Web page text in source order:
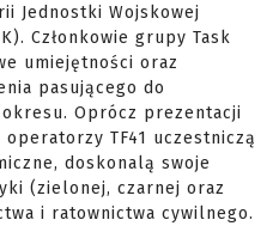
Jednostki Wojskowej
Członkowie grupy Task
umiejętności oraz
pasującego do
Oprócz prezentacji
TF41 uczestniczą
doskonalą swoje
(zielonej, czarnej oraz
i ratownictwa cywilnego.